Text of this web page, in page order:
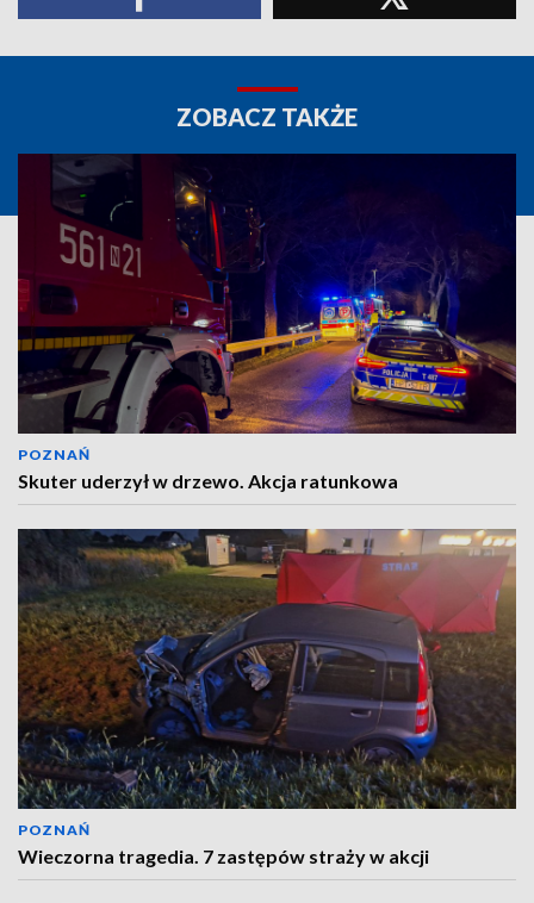
ZOBACZ TAKŻE
POZNAŃ
Skuter uderzył w drzewo. Akcja ratunkowa
POZNAŃ
Wieczorna tragedia. 7 zastępów straży w akcji